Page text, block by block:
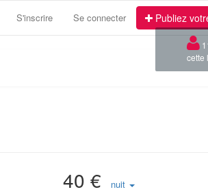
S'inscrire Se connecter Publiez
40 € nuit